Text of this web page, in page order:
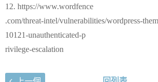
12. https://www.wordfence
.com/threat-intel/vulnerabilities/wordpress-
10121-unauthenticated-p
rivilege-escalation